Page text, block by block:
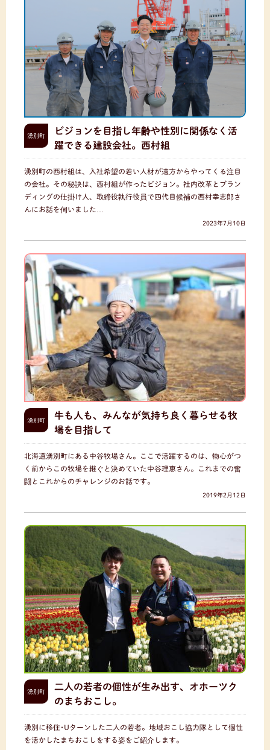
湧別町
ビジョンを目指し年齢や性別に関係なく活
躍できる建設会社。西村組
湧別町の西村組は、入社希望の若い人材が遠方からやってくる注目
の会社。その秘訣は、西村組が作ったビジョン。社内改革とブラン
ディングの仕掛け人、取締役執行役員で四代目候補の西村幸志郎さ
んにお話を伺いました…
2023年7月10日
湧別町
牛も人も、みんなが気持ち良く暮らせる牧
場を目指して
北海道湧別町にある中谷牧場さん。ここで活躍するのは、物心がつ
く前からこの牧場を継ぐと決めていた中谷理恵さん。これまでの奮
闘とこれからのチャレンジのお話です。
2019年2月12日
湧別町
二人の若者の個性が生み出す、オホーツク
のまちおこし。
湧別に移住･Uターンした二人の若者。地域おこし協力隊として個性
を活かしたまちおこしをする姿をご紹介します。